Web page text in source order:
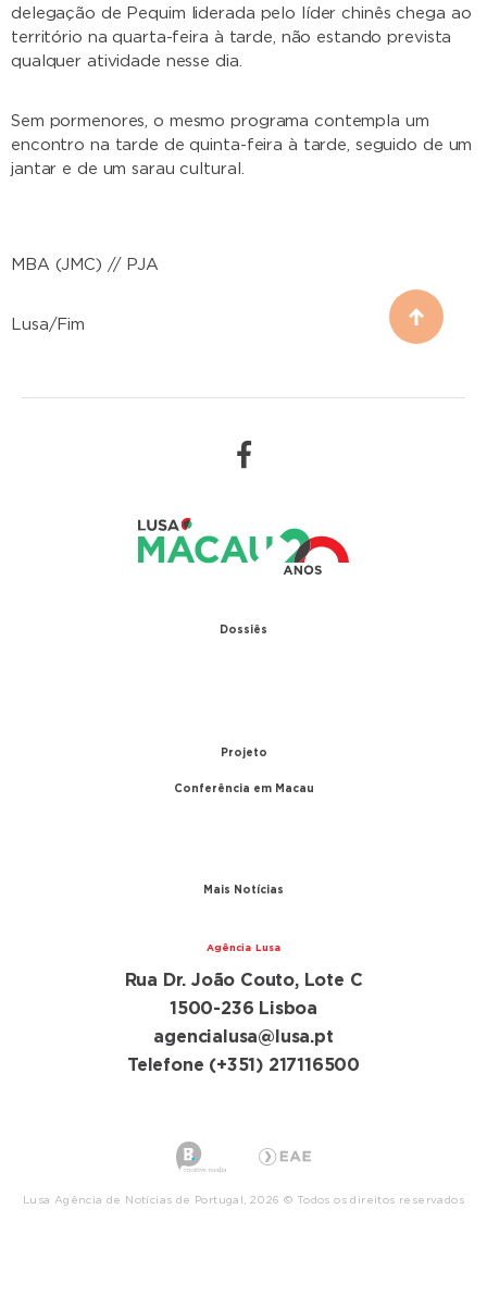
delegação de Pequim liderada pelo líder chinês chega ao
território na quarta-feira à tarde, não estando prevista
qualquer atividade nesse dia.
Sem pormenores, o mesmo programa contempla um
encontro na tarde de quinta-feira à tarde, seguido de um
jantar e de um sarau cultural.
MBA (JMC) // PJA
Lusa/Fim
Dossiês
Projeto
Conferência em Macau
Mais Notícias
Agência Lusa
Rua Dr. João Couto, Lote C
1500-236 Lisboa
agencialusa@lusa.pt
Telefone (+351) 217116500
Lusa Agência de Notícias de Portugal, 2026 © Todos os direitos reservados